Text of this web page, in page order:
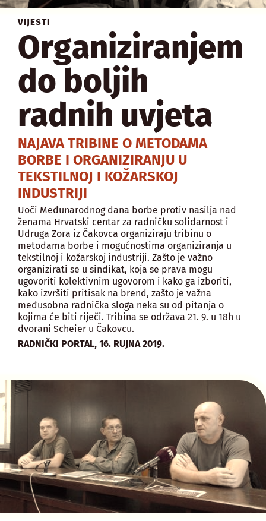
VIJESTI
Organiziranjem
do boljih
radnih uvjeta
NAJAVA TRIBINE O METODAMA
BORBE I ORGANIZIRANJU U
TEKSTILNOJ I KOŽARSKOJ
INDUSTRIJI
Uoči Međunarodnog dana borbe protiv nasilja nad
ženama Hrvatski centar za radničku solidarnost i
Udruga Zora iz Čakovca organiziraju tribinu o
metodama borbe i mogućnostima organiziranja u
tekstilnoj i kožarskoj industriji. Zašto je važno
organizirati se u sindikat, koja se prava mogu
ugovoriti kolektivnim ugovorom i kako ga izboriti,
kako izvršiti pritisak na brend, zašto je važna
međusobna radnička sloga neka su od pitanja o
kojima će biti riječi. Tribina se održava 21. 9. u 18h u
dvorani Scheier u Čakovcu.
RADNIČKI PORTAL, 16. RUJNA 2019.